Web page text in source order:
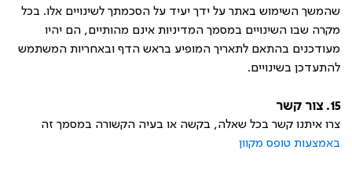
שהמשך השימוש באתר על ידך יעיד על הסכמתך לשינויים אלו. בכל
מקרה שבו השינויים במסמך המדיניות אינם מהותיים, הם יהיו
מעודכנים בהתאם לתאריך המופיע בראש הדף ובאחריות המשתמש
להתעדכן בשינויים.
15. צור קשר
צרו איתנו קשר בכל שאלה, בקשה או בעיה הקשורה במסמך זה
באמצעות טופס מקוון